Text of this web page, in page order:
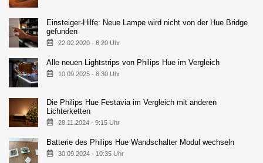
Einsteiger-Hilfe: Neue Lampe wird nicht von der Hue Bridge
gefunden
22.02.2020 - 8:20 Uhr
Alle neuen Lightstrips von Philips Hue im Vergleich
10.09.2025 - 8:30 Uhr
Die Philips Hue Festavia im Vergleich mit anderen
Lichterketten
28.11.2024 - 9:15 Uhr
Batterie des Philips Hue Wandschalter Modul wechseln
30.09.2024 - 10:35 Uhr